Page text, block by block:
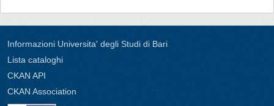
Informazioni Universita' degli Studi di Bari
Lista cataloghi
CKAN API
CKAN Association